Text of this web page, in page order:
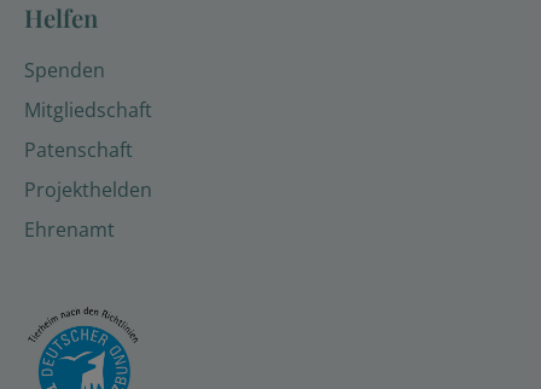
Helfen
Spenden
Mitgliedschaft
Patenschaft
Projekthelden
Ehrenamt